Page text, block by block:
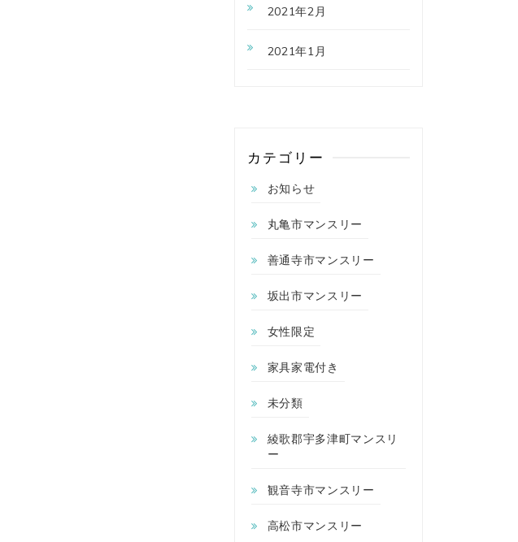
2021年2月
2021年1月
カテゴリー
お知らせ
丸亀市マンスリー
善通寺市マンスリー
坂出市マンスリー
女性限定
家具家電付き
未分類
綾歌郡宇多津町マンスリ
ー
観音寺市マンスリー
高松市マンスリー